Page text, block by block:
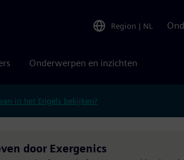
Region | NL
Onderwerpen en inzichten
in het Engels bekijken?
door Exergenics